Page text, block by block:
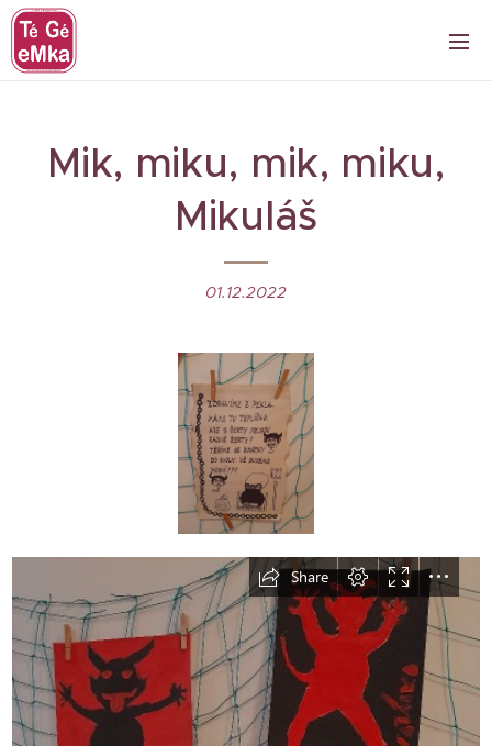
Mik, miku, mik, miku,
Mikuláš
01.12.2022